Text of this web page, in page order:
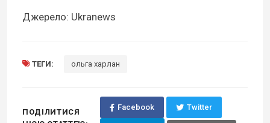
Джерело: Ukranews
ТЕГИ: ольга харлан
ПОДІЛИТИСЯ
Facebook Twitter